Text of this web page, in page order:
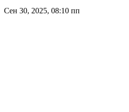
Сен 30, 2025, 08:10 пп